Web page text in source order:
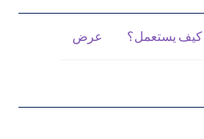
كيف يستعمل؟ عرض